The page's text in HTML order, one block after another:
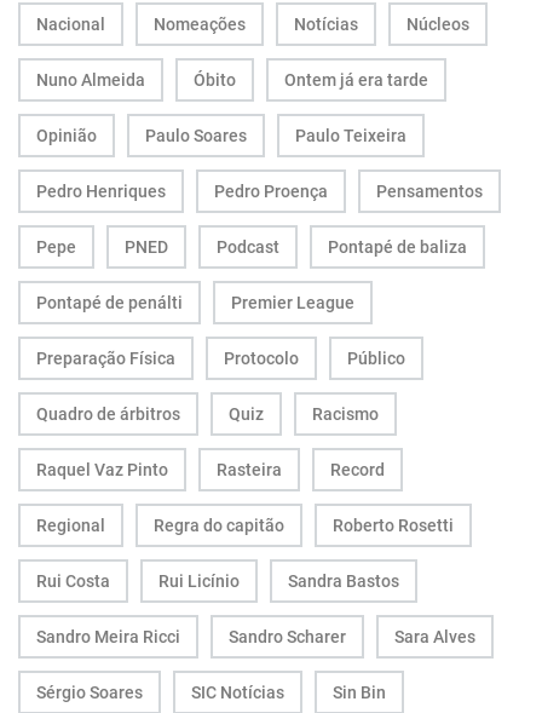
Nacional Nomeações Notícias Núcleos
Nuno Almeida Óbito Ontem já era tarde
Opinião Paulo Soares Paulo Teixeira
Pedro Henriques Pedro Proença Pensamentos
Pepe PNED Podcast Pontapé de baliza
Pontapé de penálti Premier League
Preparação Física Protocolo Público
Quadro de árbitros Quiz Racismo
Raquel Vaz Pinto Rasteira Record
Regional Regra do capitão Roberto Rosetti
Rui Costa Rui Licínio Sandra Bastos
Sandro Meira Ricci Sandro Scharer Sara Alves
Sérgio Soares SIC Notícias Sin Bin